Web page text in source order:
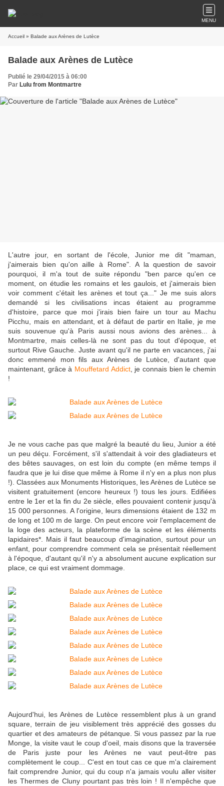
MENU
Accueil » Balade aux Arènes de Lutèce
Balade aux Arènes de Lutèce
Publié le 29/04/2015 à 06:00
Par Lulu from Montmartre
L'autre jour, en sortant de l'école, Junior me dit "maman,
j'aimerais bien qu'on aille à Rome". A la question de savoir
pourquoi, il m'a tout de suite répondu "ben parce qu'en ce
moment, on étudie les romains et les gaulois, et j'aimerais bien
voir comment c'était les arènes et tout ça..." Je me suis alors
demandé si les civilisations incas étaient au programme
d'histoire, parce que moi j'irais bien faire un tour au Machu
Picchu, mais en attendant, et à défaut de partir en Italie, je me
suis souvenue qu'à Paris aussi nous avions des arènes... à
Montmartre, mais celles-là ne sont pas du tout d'époque, et
surtout Rive Gauche. Juste avant qu'il ne parte en vacances, j'ai
donc emmené mon fils aux Arènes de Lutèce, d'autant que
maintenant, grâce à Mouffetard Addict, je connais bien le chemin
!
Je ne vous cache pas que malgré la beauté du lieu, Junior a été
un peu déçu. Forcément, s'il s'attendait à voir des gladiateurs et
des bêtes sauvages, on est loin du compte (en même temps il
faudra que je lui dise que même à Rome il n'y en a plus non plus
!). Classées aux Monuments Historiques, les Arènes de Lutèce se
visitent gratuitement (encore heureux !) tous les jours. Edifiées
entre le 1er et la fin du 2e siècle, elles pouvaient contenir jusqu'à
15 000 personnes. A l'origine, leurs dimensions étaient de 132 m
de long et 100 m de large. On peut encore voir l'emplacement de
la loge des acteurs, la plateforme de la scène et les éléments
lapidaires*. Mais il faut beaucoup d'imagination, surtout pour un
enfant, pour comprendre comment cela se présentait réellement
à l'époque, d'autant qu'il n'y a absolument aucune explication sur
place, ce qui est vraiment dommage.
Aujourd'hui, les Arènes de Lutèce ressemblent plus à un grand
square, terrain de jeu visiblement très apprécié des gosses du
quartier et des amateurs de pétanque. Si vous passez par la rue
Monge, la visite vaut le coup d'oeil, mais disons que la traversée
de Paris juste pour les Arènes ne vaut peut-être pas
complètement le coup... C'est en tout cas ce que m'a clairement
fait comprendre Junior, qui du coup n'a jamais voulu aller visiter
les Thermes de Cluny pourtant pas très loin ! Il n'empêche que